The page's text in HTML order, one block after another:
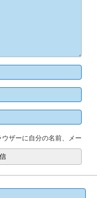
ザーに自分の名前、メー